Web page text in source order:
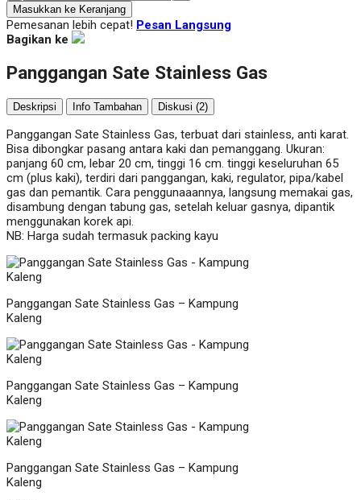
Masukkan ke Keranjang
Pemesanan lebih cepat! Pesan Langsung
Bagikan ke
Panggangan Sate Stainless Gas
Deskripsi Info Tambahan Diskusi (2)
Panggangan Sate Stainless Gas, terbuat dari stainless, anti karat.
Bisa dibongkar pasang antara kaki dan pemanggang. Ukuran:
panjang 60 cm, lebar 20 cm, tinggi 16 cm. tinggi keseluruhan 65
cm (plus kaki), terdiri dari panggangan, kaki, regulator, pipa/kabel
gas dan pemantik. Cara penggunaaannya, langsung memakai gas,
disambung dengan tabung gas, setelah keluar gasnya, dipantik
menggunakan korek api.
NB: Harga sudah termasuk packing kayu
Panggangan Sate Stainless Gas – Kampung
Kaleng
Panggangan Sate Stainless Gas – Kampung
Kaleng
Panggangan Sate Stainless Gas – Kampung
Kaleng